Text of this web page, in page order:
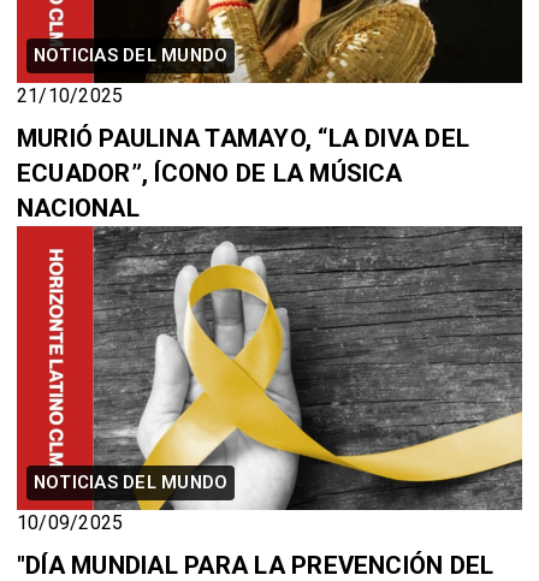
NOTICIAS DEL MUNDO
21/10/2025
MURIÓ PAULINA TAMAYO, “LA DIVA DEL
ECUADOR”, ÍCONO DE LA MÚSICA
NACIONAL
NOTICIAS DEL MUNDO
10/09/2025
"DÍA MUNDIAL PARA LA PREVENCIÓN DEL